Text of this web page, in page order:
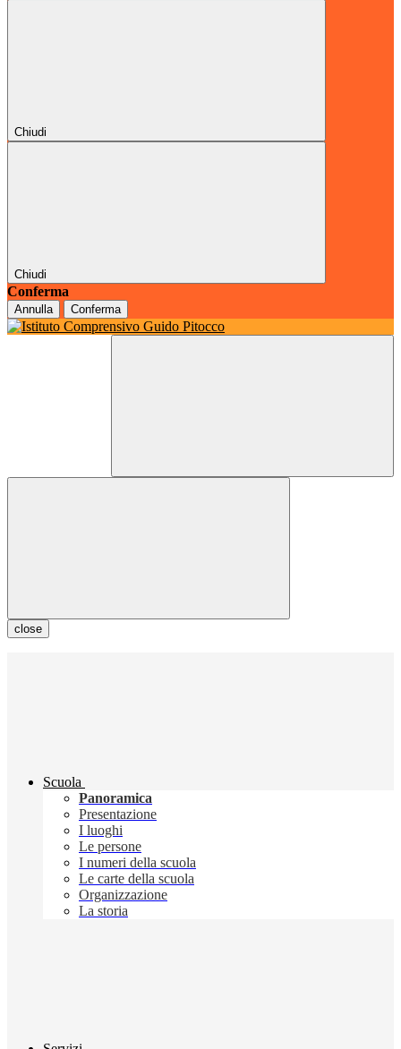
Chiudi
Chiudi
Conferma
Annulla Conferma
close
Scuola
Panoramica
Presentazione
I luoghi
Le persone
I numeri della scuola
Le carte della scuola
Organizzazione
La storia